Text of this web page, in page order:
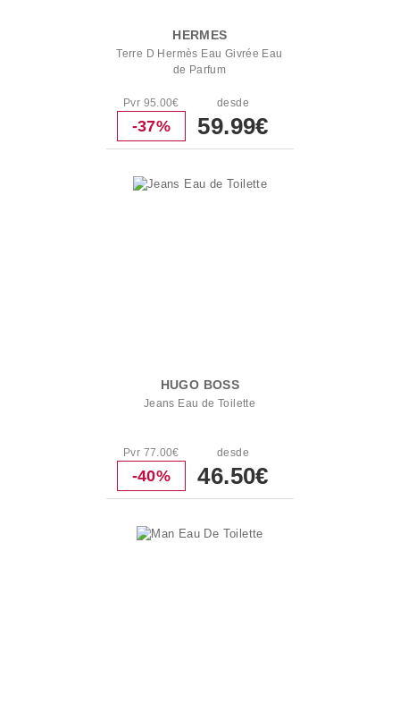
HERMES
Terre D Hermès Eau Givrée Eau
de Parfum
Pvr 95.00€
-37%
desde
59.99€
HUGO BOSS
Jeans Eau de Toilette
Pvr 77.00€
-40%
desde
46.50€